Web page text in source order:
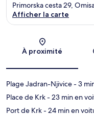
Primorska cesta 29,
Afficher la carte
À proximité
Plage Jadran-Njivice- 3
Place de Krk- 23 min en
Port de Krk- 24 min en